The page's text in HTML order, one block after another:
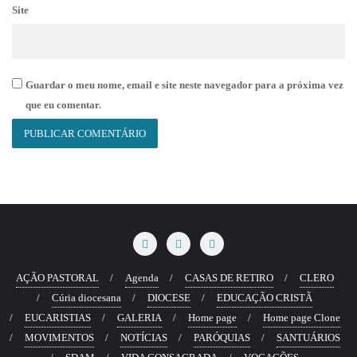
Site
Guardar o meu nome, email e site neste navegador para a próxima vez
que eu comentar.
AÇÃO PASTORAL Agenda CASAS DE RETIRO
CLERO
Cúria diocesana
DIOCESE
EDUCAÇÃO CRISTÃ
EUCARISTIAS
GALERIA Home page
Home page Clone
MOVIMENTOS
NOTÍCIAS PARÓQUIAS
SANTUÁRIOS